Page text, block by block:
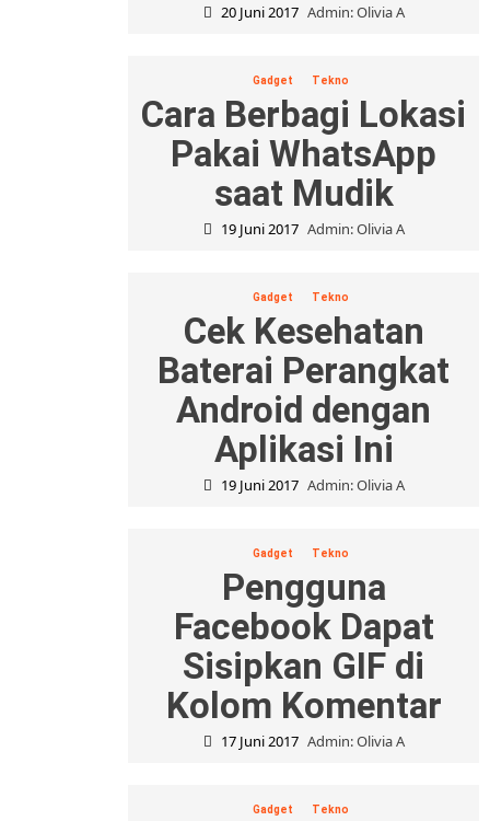
20 Juni 2017 Admin: Olivia A
Gadget Tekno
Cara Berbagi Lokasi
Pakai WhatsApp
saat Mudik
19 Juni 2017 Admin: Olivia A
Gadget Tekno
Cek Kesehatan
Baterai Perangkat
Android dengan
Aplikasi Ini
19 Juni 2017 Admin: Olivia A
Gadget Tekno
Pengguna
Facebook Dapat
Sisipkan GIF di
Kolom Komentar
17 Juni 2017 Admin: Olivia A
Gadget Tekno